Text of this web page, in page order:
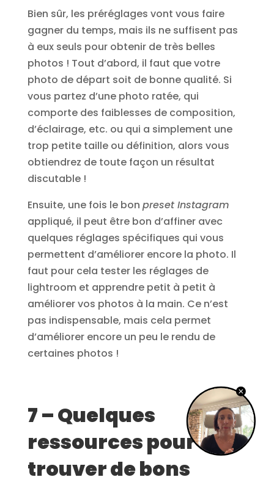
Bien sûr, les préréglages vont vous faire
gagner du temps, mais ils ne suffisent pas
à eux seuls pour obtenir de très belles
photos ! Tout d’abord, il faut que votre
photo de départ soit de bonne qualité. Si
vous partez d’une photo ratée, qui
comporte des faiblesses de composition,
d’éclairage, etc. ou qui a simplement une
trop petite taille ou définition, alors vous
obtiendrez de toute façon un résultat
discutable !
Ensuite, une fois le bon preset Instagram
appliqué, il peut être bon d’affiner avec
quelques réglages spécifiques qui vous
permettent d’améliorer encore la photo. Il
faut pour cela tester les réglages de
lightroom et apprendre petit à petit à
améliorer vos photos à la main. Ce n’est
pas indispensable, mais cela permet
d’améliorer encore un peu le rendu de
certaines photos !
7 – Quelques
ressources pour
trouver de bons